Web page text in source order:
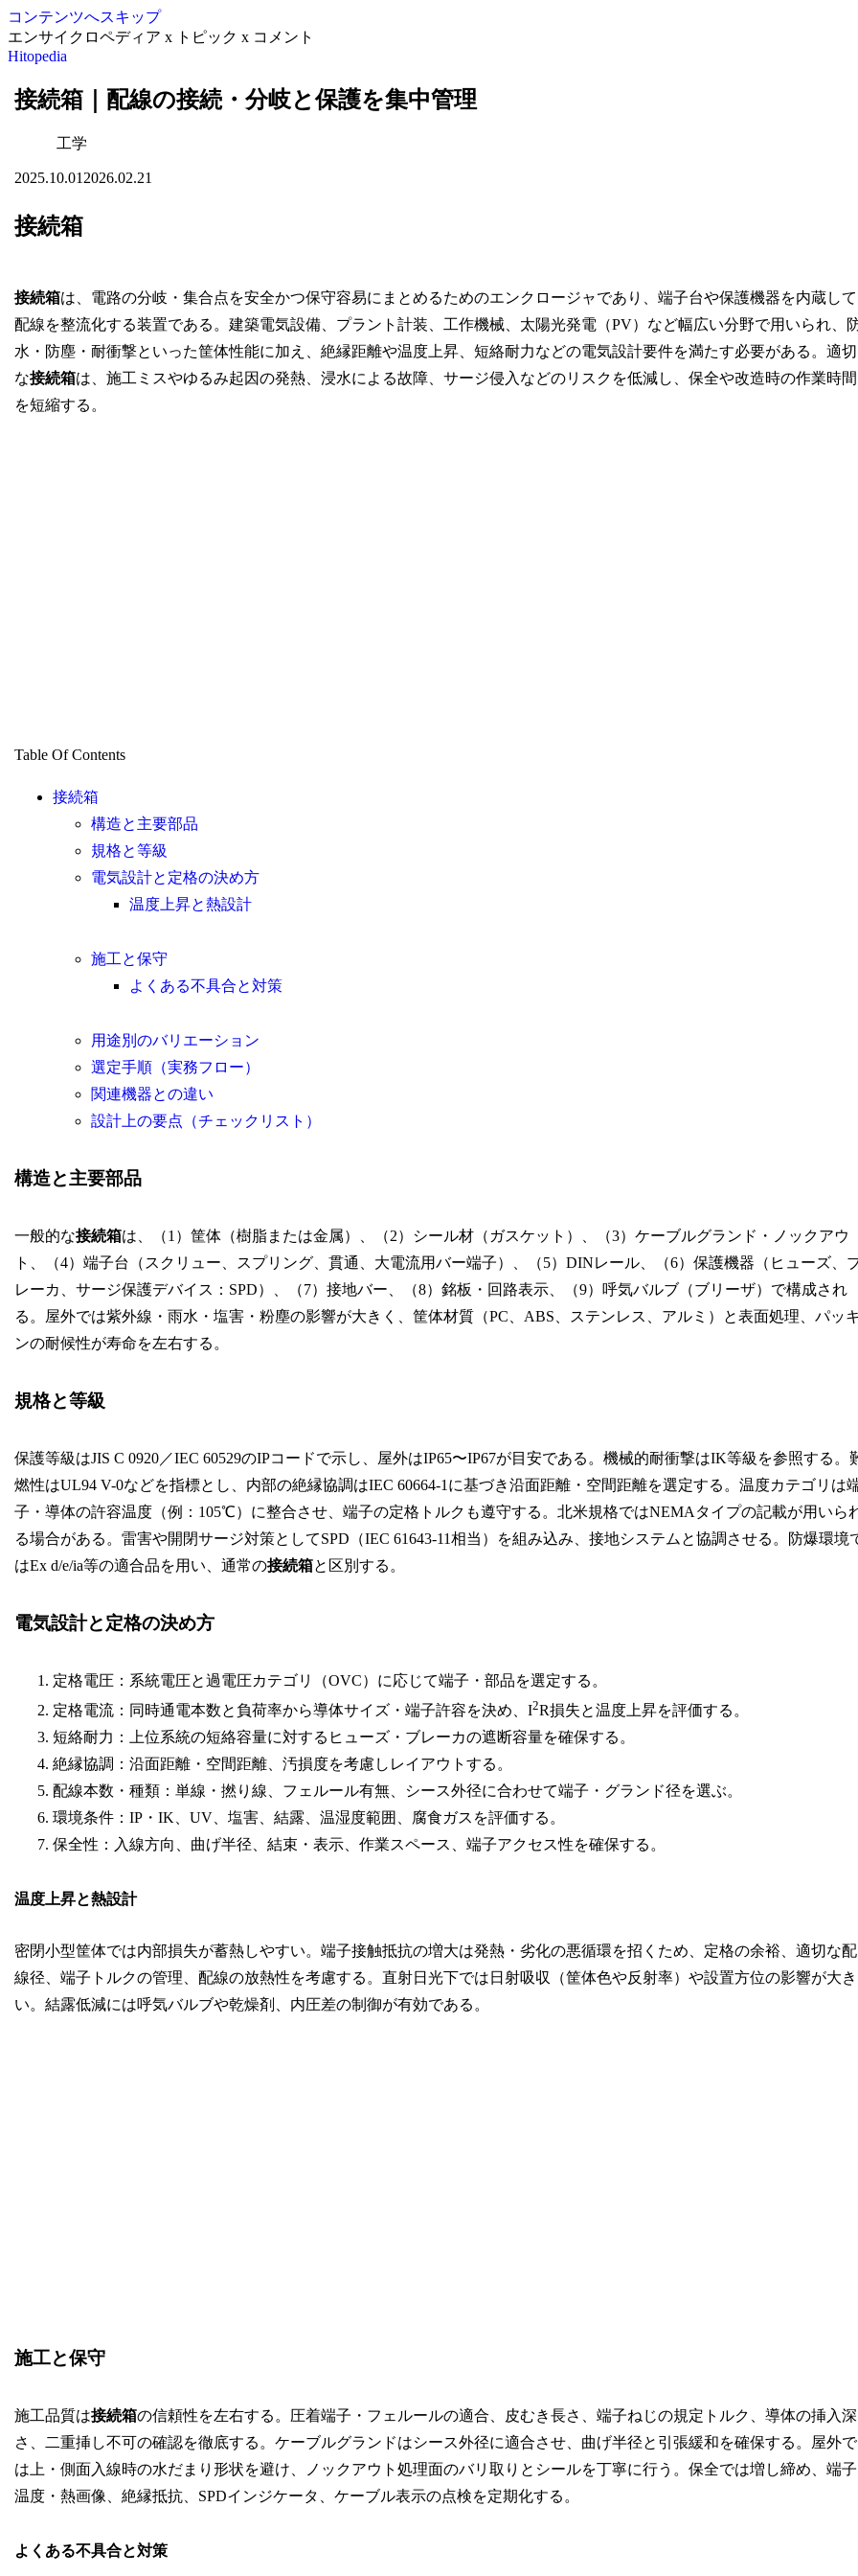
コンテンツへスキップ
エンサイクロペディア x トピック x コメント
Hitopedia
接続箱｜配線の接続・分岐と保護を集中管理
工学
2025.10.01 2026.02.21
接続箱
接続箱は、電路の分岐・集合点を安全かつ保守容易にまとめるためのエンクロージャであり、端子台や保護機器を内蔵して
配線を整流化する装置である。建築電気設備、プラント計装、工作機械、太陽光発電（PV）など幅広い分野で用いられ、
水・防塵・耐衝撃といった筐体性能に加え、絶縁距離や温度上昇、短絡耐力などの電気設計要件を満たす必要がある。適切
な接続箱は、施工ミスやゆるみ起因の発熱、浸水による故障、サージ侵入などのリスクを低減し、保全や改造時の作業時間
を短縮する。
Table Of Contents
接続箱
構造と主要部品
規格と等級
電気設計と定格の決め方
温度上昇と熱設計
施工と保守
よくある不具合と対策
用途別のバリエーション
選定手順（実務フロー）
関連機器との違い
設計上の要点（チェックリスト）
構造と主要部品
一般的な接続箱は、（1）筐体（樹脂または金属）、（2）シール材（ガスケット）、（3）ケーブルグランド・ノックアウ
ト、（4）端子台（スクリュー、スプリング、貫通、大電流用バー端子）、（5）DINレール、（6）保護機器（ヒューズ、
レーカ、サージ保護デバイス：SPD）、（7）接地バー、（8）銘板・回路表示、（9）呼気バルブ（ブリーザ）で構成され
る。屋外では紫外線・雨水・塩害・粉塵の影響が大きく、筐体材質（PC、ABS、ステンレス、アルミ）と表面処理、パッキ
ンの耐候性が寿命を左右する。
規格と等級
保護等級はJIS C 0920／IEC 60529のIPコードで示し、屋外はIP65〜IP67が目安である。機械的耐衝撃はIK等級を参照する。
燃性はUL94 V-0などを指標とし、内部の絶縁協調はIEC 60664-1に基づき沿面距離・空間距離を選定する。温度カテゴリは
子・導体の許容温度（例：105℃）に整合させ、端子の定格トルクも遵守する。北米規格ではNEMAタイプの記載が用いら
る場合がある。雷害や開閉サージ対策としてSPD（IEC 61643-11相当）を組み込み、接地システムと協調させる。防爆環境
はEx d/e/ia等の適合品を用い、通常の接続箱と区別する。
電気設計と定格の決め方
定格電圧：系統電圧と過電圧カテゴリ（OVC）に応じて端子・部品を選定する。
定格電流：同時通電本数と負荷率から導体サイズ・端子許容を決め、I2R損失と温度上昇を評価する。
短絡耐力：上位系統の短絡容量に対するヒューズ・ブレーカの遮断容量を確保する。
絶縁協調：沿面距離・空間距離、汚損度を考慮しレイアウトする。
配線本数・種類：単線・撚り線、フェルール有無、シース外径に合わせて端子・グランド径を選ぶ。
環境条件：IP・IK、UV、塩害、結露、温湿度範囲、腐食ガスを評価する。
保全性：入線方向、曲げ半径、結束・表示、作業スペース、端子アクセス性を確保する。
温度上昇と熱設計
密閉小型筐体では内部損失が蓄熱しやすい。端子接触抵抗の増大は発熱・劣化の悪循環を招くため、定格の余裕、適切な配
線径、端子トルクの管理、配線の放熱性を考慮する。直射日光下では日射吸収（筐体色や反射率）や設置方位の影響が大き
い。結露低減には呼気バルブや乾燥剤、内圧差の制御が有効である。
施工と保守
施工品質は接続箱の信頼性を左右する。圧着端子・フェルールの適合、皮むき長さ、端子ねじの規定トルク、導体の挿入深
さ、二重挿し不可の確認を徹底する。ケーブルグランドはシース外径に適合させ、曲げ半径と引張緩和を確保する。屋外で
は上・側面入線時の水だまり形状を避け、ノックアウト処理面のバリ取りとシールを丁寧に行う。保全では増し締め、端子
温度・熱画像、絶縁抵抗、SPDインジケータ、ケーブル表示の点検を定期化する。
よくある不具合と対策